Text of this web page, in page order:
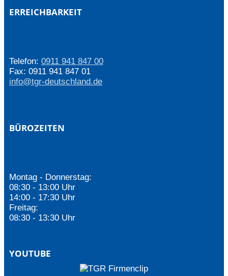
ERREICHBARKEIT
Telefon: 0911 941 847 00
Fax: 0911 941 847 01
info@tgr-deutschland.de
BÜROZEITEN
Montag - Donnerstag:
08:30 - 13:00 Uhr
14:00 - 17:30 Uhr
Freitag:
08:30 - 13:30 Uhr
YOUTUBE